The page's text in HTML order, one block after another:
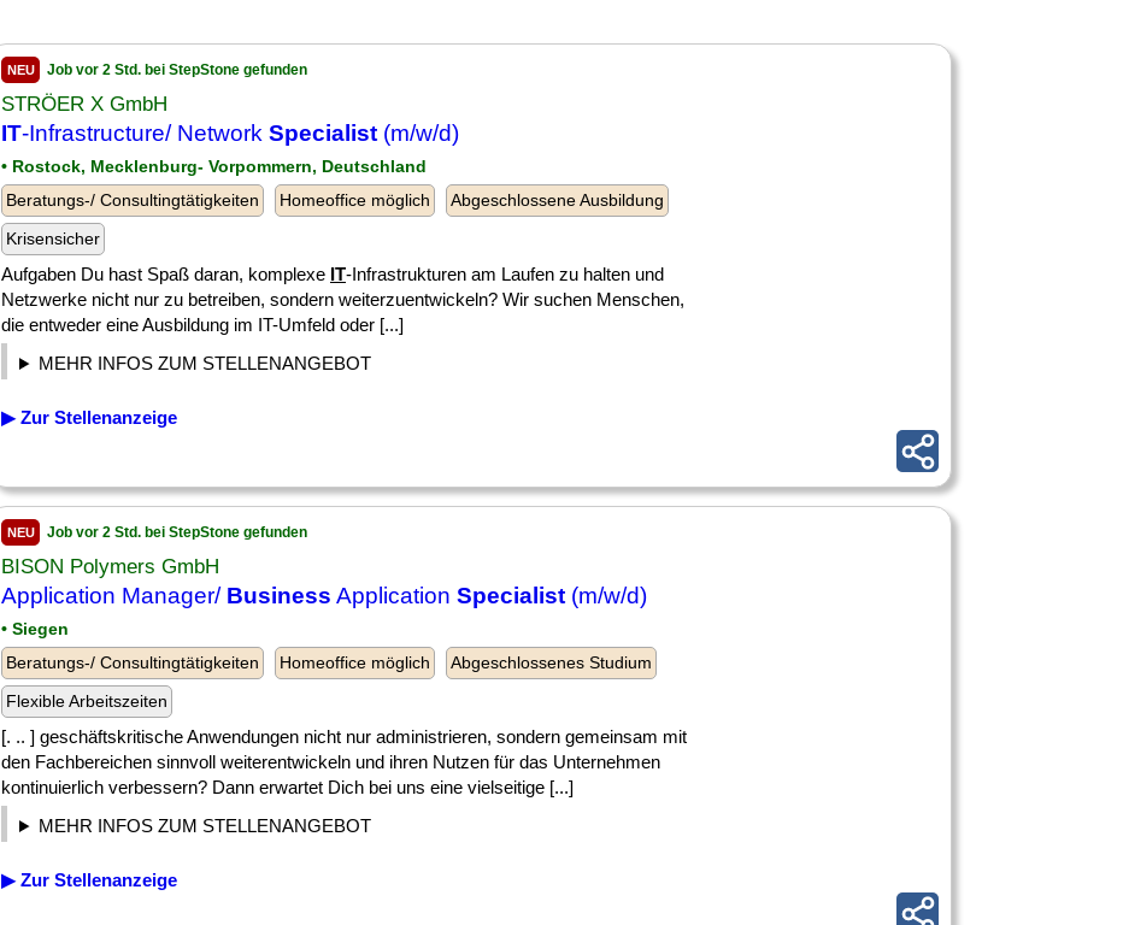
NEU Job vor 2 Std. bei StepStone gefunden
STRÖER X GmbH
IT-Infrastructure/ Network Specialist (m/w/d)
• Rostock, Mecklenburg- Vorpommern, Deutschland
Beratungs-/ Consultingtätigkeiten
Homeoffice möglich
Abgeschlossene Ausbildung
Krisensicher
Aufgaben Du hast Spaß daran, komplexe IT-Infrastrukturen am Laufen zu halten und
Netzwerke nicht nur zu betreiben, sondern weiterzuentwickeln? Wir suchen Menschen,
die entweder eine Ausbildung im IT-Umfeld oder [...]
MEHR INFOS ZUM STELLENANGEBOT
▶ Zur Stellenanzeige
NEU Job vor 2 Std. bei StepStone gefunden
BISON Polymers GmbH
Application Manager/ Business Application Specialist (m/w/d)
• Siegen
Beratungs-/ Consultingtätigkeiten
Homeoffice möglich
Abgeschlossenes Studium
Flexible Arbeitszeiten
[. .. ] geschäftskritische Anwendungen nicht nur administrieren, sondern gemeinsam mit
den Fachbereichen sinnvoll weiterentwickeln und ihren Nutzen für das Unternehmen
kontinuierlich verbessern? Dann erwartet Dich bei uns eine vielseitige [...]
MEHR INFOS ZUM STELLENANGEBOT
▶ Zur Stellenanzeige